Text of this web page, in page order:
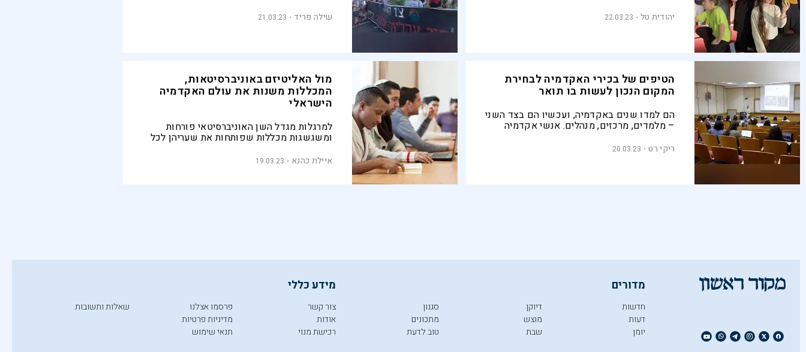
אמנות הן דבר שבשגרה, ורבים מבוגרי הציונות
יהודית טל 22.03.23 הלימוד. האקדמיה הישראלית מלאה בשלל תאים
שילה פריד 21.03.23
הטיפים של בכירי האקדמיה לבחירת
המקום הנכון לעשות בו תואר
הם למדו שנים באקדמיה, ועכשיו הם בצד השני
– מלמדים, מרכזים, מנהלים. אנשי אקדמיה
בטיפים להצלחה בלימודים, ומספרים איך אפשר
לעבור את שנות התואר בשלום
ריקי רט 20.03.23
מול האליטיזם באוניברסיטאות,
המכללות משנות את עולם האקדמיה
הישראלי
למרגלות מגדל השן האוניברסיטאי פורחות
ומשגשגות מכללות שפותחות את שעריהן לכל
אקדמי ומקצועי. פריחתם של מוסדות אלה היא
איילת כהנא 19.03.23
מדורים
חדשות
דעות
יומן
דיוקן
מוצש
שבת
סגנון
מתכונים
טוב לדעת
מידע כללי
צור קשר
אודות
רכישת מנוי
פרסמו אצלנו
מדיניות פרטיות
תנאי שימוש
שאלות ותשובות